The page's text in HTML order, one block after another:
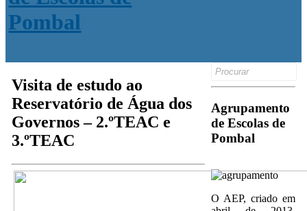
Visita de estudo ao
Reservatório de Água dos
Governos – 2.ºTEAC e
3.ºTEAC
Search
Agrupamento
de Escolas de
Pombal
O AEP, criado em